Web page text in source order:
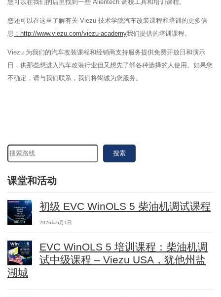
您可以在我们的店里找到一些 Alientech 调校工具和培训课程。
您还可以在这里了解有关 Viezu 技术学院汽车改装课程和培训的更多信
息 ：http://www.viezu.com/viezu-academy我们提供的培训课程。
Viezu 为我们的汽车改装课程和经销商支持服务提供免费开放日和演示
日，供那些想进入汽车改装行业但又想先了解各种选择的人使用。如果您
不确定，请与我们联系，我们将竭诚为您服务。
搜索
课堂和活动
初级 EVC WinOLS 5 柴油机调试课程
2026年6月1日
EVC WinOLS 5 培训课程：柴油机调
试中级课程 – Viezu USA，犹他州盐
湖城